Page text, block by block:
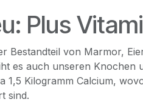
Plus
Bestandteil von Marmor,
es auch unseren Knochen
1,5 Kilogramm Calcium,
sind.